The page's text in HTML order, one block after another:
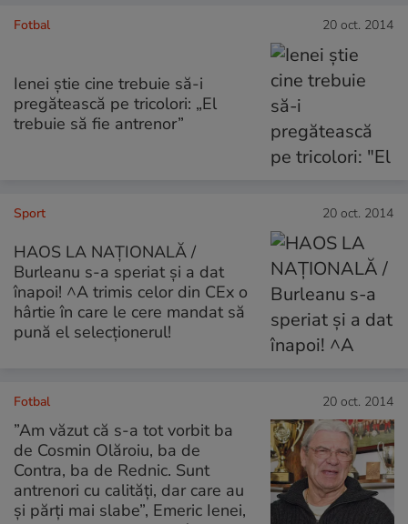
Fotbal 20 oct. 2014
Ienei ştie cine trebuie să-i
pregătească pe tricolori: „El
trebuie să fie antrenor”
Sport 20 oct. 2014
HAOS LA NAȚIONALĂ /
Burleanu s-a speriat și a dat
înapoi! ^A trimis celor din CEx o
hârtie în care le cere mandat să
pună el selecționerul!
Fotbal 20 oct. 2014
”Am văzut că s-a tot vorbit ba
de Cosmin Olăroiu, ba de
Contra, ba de Rednic. Sunt
antrenori cu calităţi, dar care au
şi părţi mai slabe”, Emeric Ienei,